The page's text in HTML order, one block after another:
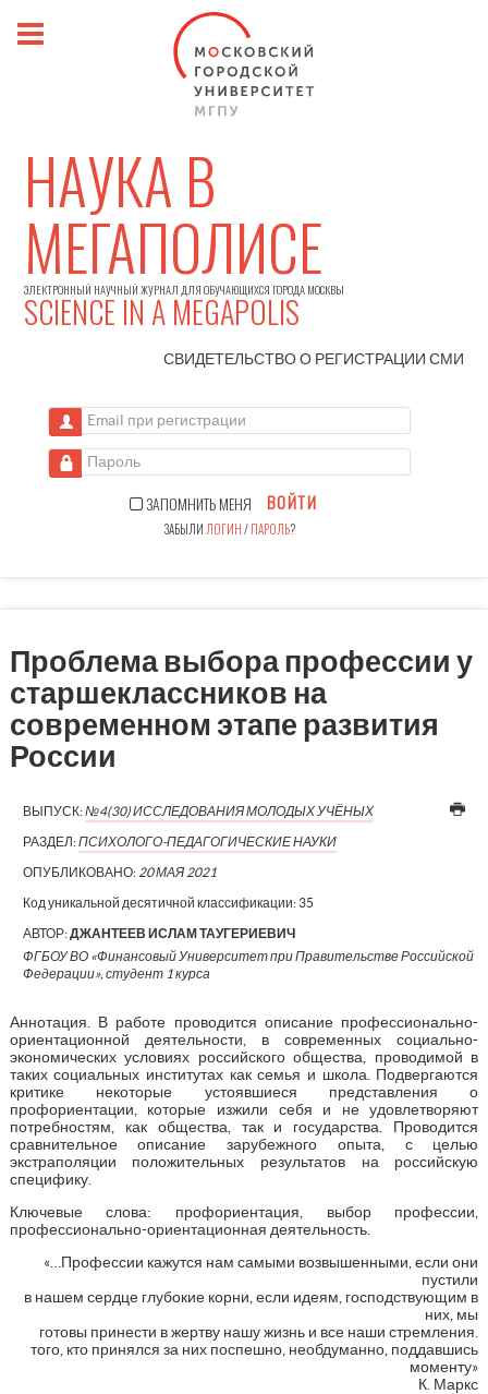
НАУКА В
МЕГАПОЛИСЕ
ЭЛЕКТРОННЫЙ НАУЧНЫЙ ЖУРНАЛ ДЛЯ ОБУЧАЮЩИХСЯ ГОРОДА МОСКВЫ
SCIENCE IN A MEGAPOLIS
СВИДЕТЕЛЬСТВО О РЕГИСТРАЦИИСМИ
Email при регистрации
Пароль
ЗАПОМНИТЬ МЕНЯ ВОЙТИ
ЗАБЫЛИ ЛОГИН/ПАРОЛЬ?
Проблема выбора профессии у
старшеклассников на
современном этапе развития
России
ВЫПУСК:№4(30) ИССЛЕДОВАНИЯ МОЛОДЫХ УЧЁНЫХ
РАЗДЕЛ:ПСИХОЛОГО-ПЕДАГОГИЧЕСКИЕ НАУКИ
ОПУБЛИКОВАНО: 20 МАЯ 2021
Код уникальной десятичной классификации: 35
АВТОР:ДЖАНТЕЕВ ИСЛАМ ТАУГЕРИЕВИЧ
ФГБОУ ВО «Финансовый Университет при Правительстве Российской
Федерации», студент 1 курса
Аннотация. В работе проводится описание профессионально-
ориентационной деятельности, в современных социально-
экономических условиях российского общества, проводимой в
таких социальных институтах как семья и школа. Подвергаются
критике некоторые устоявшиеся представления о
профориентации, которые изжили себя и не удовлетворяют
потребностям, как общества, так и государства. Проводится
сравнительное описание зарубежного опыта, с целью
экстраполяции положительных результатов на российскую
специфику.
Ключевые слова: профориентация, выбор профессии,
профессионально-ориентационная деятельность.
«…Профессии кажутся нам самыми возвышенными, если они
пустили
в нашем сердце глубокие корни, если идеям, господствующим в
них, мы
готовы принести в жертву нашу жизнь и все наши стремления.
того, кто принялся за них поспешно, необдуманно, поддавшись
моменту»
К. Маркс